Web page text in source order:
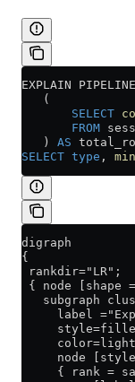
EXPLAIN
   (
       SELECT
       FROM
   )
AS
SELECT type , min
digraph
{
rankdir="LR";
{ node [shape
subgraph
label
node
{ rank =